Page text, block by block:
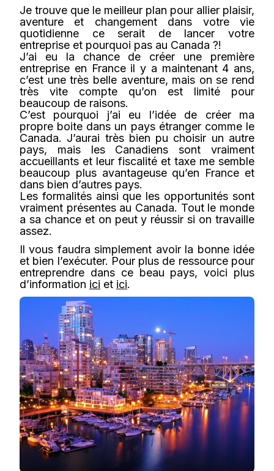
Je trouve que le meilleur plan pour allier plaisir,
aventure et changement dans votre vie
quotidienne ce serait de lancer votre
entreprise et pourquoi pas au Canada ?!
J’ai eu la chance de créer une première
entreprise en France il y a maintenant 4 ans,
c’est une très belle aventure, mais on se rend
très vite compte qu’on est limité pour
beaucoup de raisons.
C’est pourquoi j’ai eu l’idée de créer ma
propre boite dans un pays étranger comme le
Canada. J’aurai très bien pu choisir un autre
pays, mais les Canadiens sont vraiment
accueillants et leur fiscalité et taxe me semble
beaucoup plus avantageuse qu’en France et
dans bien d’autres pays.
Les formalités ainsi que les opportunités sont
vraiment présentes au Canada. Tout le monde
a sa chance et on peut y réussir si on travaille
assez.
Il vous faudra simplement avoir la bonne idée
et bien l’exécuter. Pour plus de ressource pour
entreprendre dans ce beau pays, voici plus
d’information ici et ici.